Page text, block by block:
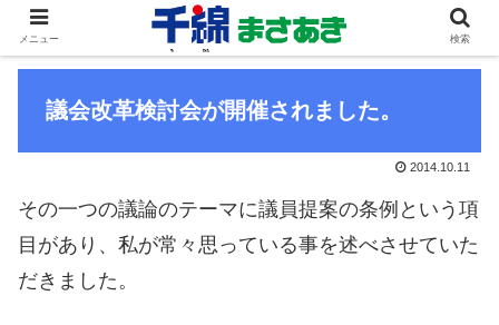
議会改革検討会が開催されました。
2014.10.11
その一つの議論のテーマに議員提案の条例という項
目があり、私が常々思っている事を述べさせていた
だきました。
メニュー 検索